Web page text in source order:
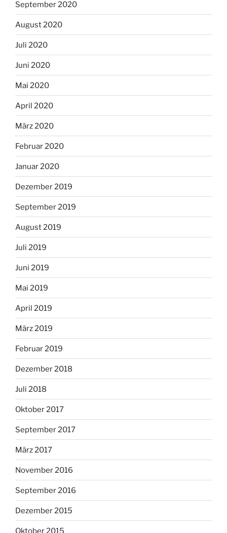
September 2020
August 2020
Juli 2020
Juni 2020
Mai 2020
April 2020
März 2020
Februar 2020
Januar 2020
Dezember 2019
September 2019
August 2019
Juli 2019
Juni 2019
Mai 2019
April 2019
März 2019
Februar 2019
Dezember 2018
Juli 2018
Oktober 2017
September 2017
März 2017
November 2016
September 2016
Dezember 2015
Oktober 2015